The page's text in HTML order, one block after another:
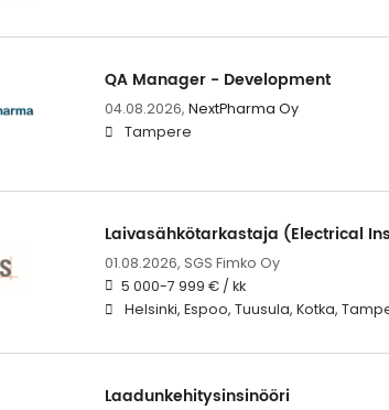
QA Manager - Development
04.08.2026, NextPharma Oy
Tampere
Laivasähkötarkastaja (Electrical
01.08.2026, SGS Fimko Oy
5 000-7 999 € / kk
Helsinki, Espoo, Tuusula, Kotka,
Laadunkehitysinsinööri